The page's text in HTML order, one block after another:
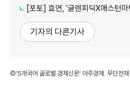
[포토] 효연, '글렌피딕X애스턴마틴 F1
기자의 다른기사
©'5개국어 글로벌 경제신문' 아주경제. 무단전재